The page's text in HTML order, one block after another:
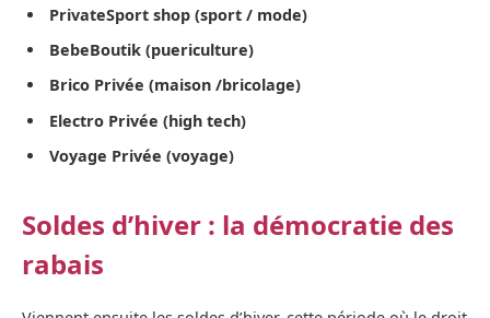
PrivateSport shop (sport / mode)
BebeBoutik (puericulture)
Brico Privée (maison /bricolage)
Electro Privée (high tech)
Voyage Privée (voyage)
Soldes d’hiver : la démocratie des
rabais